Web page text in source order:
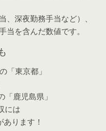
、深夜勤務手当など）、
当を含んだ数値です。
「東京都」
「鹿児島県」
には
ります！